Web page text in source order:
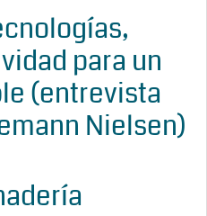
para un
(entrevista
Nielsen)